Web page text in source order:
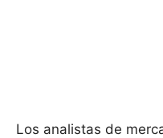
Los analistas de